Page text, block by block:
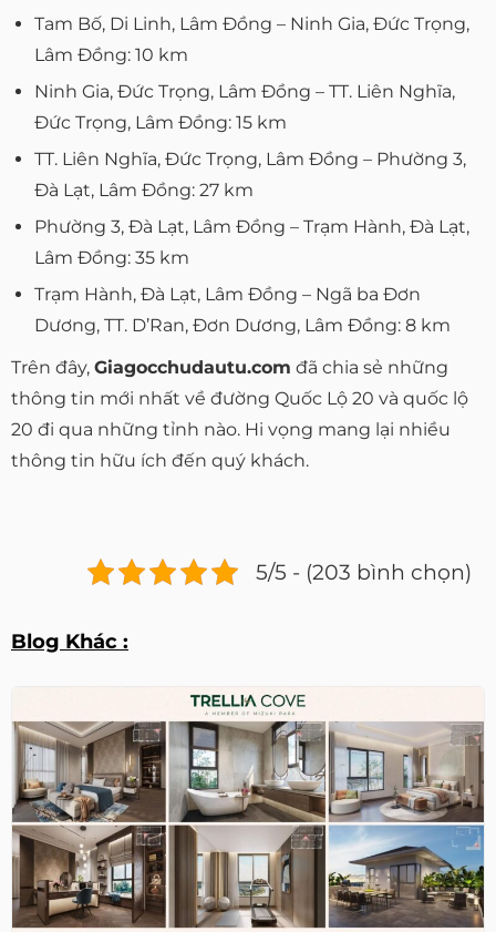
Tam Bố, Di Linh, Lâm Đồng – Ninh Gia, Đức Trọng,
Lâm Đồng: 10 km
Ninh Gia, Đức Trọng, Lâm Đồng – TT. Liên Nghĩa,
Đức Trọng, Lâm Đồng: 15 km
TT. Liên Nghĩa, Đức Trọng, Lâm Đồng – Phường 3,
Đà Lạt, Lâm Đồng: 27 km
Phường 3, Đà Lạt, Lâm Đồng – Trạm Hành, Đà Lạt,
Lâm Đồng: 35 km
Trạm Hành, Đà Lạt, Lâm Đồng – Ngã ba Đơn
Dương, TT. D’Ran, Đơn Dương, Lâm Đồng: 8 km
Trên đây, Giagocchudautu.com đã chia sẻ những
thông tin mới nhất về đường Quốc Lộ 20 và quốc lộ
20 đi qua những tỉnh nào. Hi vọng mang lại nhiều
thông tin hữu ích đến quý khách.
5/5 - (203 bình chọn)
Blog Khác :